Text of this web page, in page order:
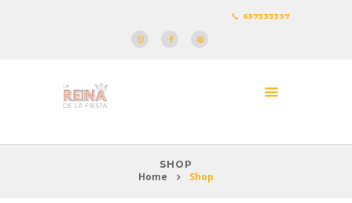
657535397
SHOP
Home Shop